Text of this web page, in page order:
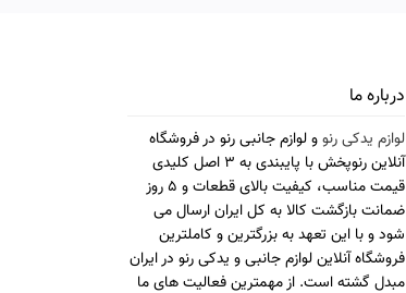
درباره ما
لوازم یدکی رنوو لوازم جانبی رنو در فروشگاه
آنلاین رنوپخش با پایبندی به 3 اصل کلیدی
قیمت مناسب، کیفیت بالای قطعات و 5 روز
ضمانت بازگشت کالا به کل ایران ارسال می
شود و با این تعهد به بزرگترین و کاملترین
فروشگاه آنلاین لوازم جانبی و یدکی رنو در ایران
مبدل گشته است. از مهمترین فعالیت های ما